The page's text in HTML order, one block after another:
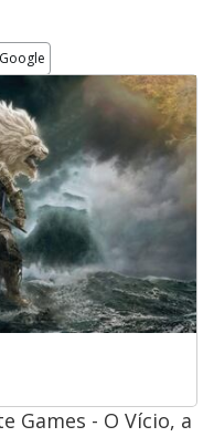
Games - O Vício, a